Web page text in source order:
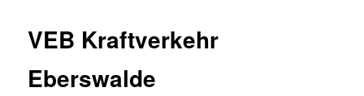
VEB Kraftverkehr
Eberswalde